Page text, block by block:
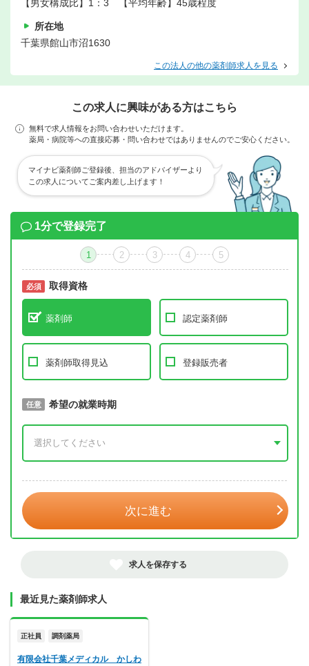
【男女構成比】1：3 【平均年齢】45歳程度
所在地
千葉県館山市沼1630
この法人の他の薬剤師求人を見る
この求人に興味がある方はこちら
無料で求人情報をお問い合わせいただけます。
薬局・病院等への直接応募・問い合わせではありませんのでご安心ください。
マイナビ薬剤師ご登録後、担当のアドバイザーより
この求人についてご案内差し上げます！
1分で登録完了
1 2 3 4 5
必須 取得資格
薬剤師 認定薬剤師
薬剤師取得見込 登録販売者
必須 取得予定年
任意 希望の就業時期
次に進む
求人を保存する
最近見た薬剤師求人
正社員 調剤薬局
有限会社千葉メディカル かしわ